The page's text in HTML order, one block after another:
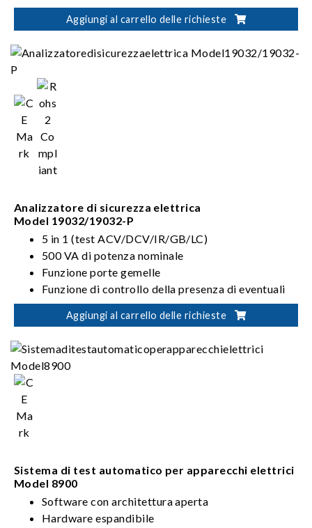
Aggiungi al carrello delle richieste
Analizzatore di sicurezza elettrica
Model 19032/19032-P
5 in 1 (test ACV/DCV/IR/GB/LC)
500 VA di potenza nominale
Funzione porte gemelle
Funzione di controllo della presenza di eventuali
difetti nei contatti o del verificarsi di cortocircuiti
nel dispositivo sotto test (OSC, Open / Short
Aggiungi al carrello delle richieste
Sistema di test automatico per apparecchi elettrici
Model 8900
Software con architettura aperta
Hardware espandibile